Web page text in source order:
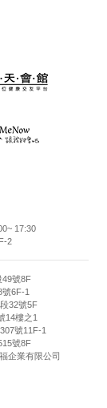
17:30
2
49號8F
號6F-1
32號5F
14樓之1
號11F-1
號8F
企業有限公司